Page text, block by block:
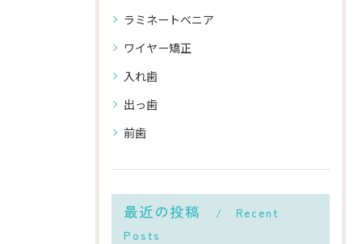
ラミネートべニア
ワイヤー矯正
入れ歯
出っ歯
前歯
最近の投稿
Recent
Posts